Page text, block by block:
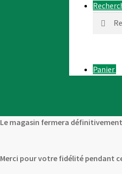
Panier
Le magasin fermera
Merci pour votre fidélité pendant